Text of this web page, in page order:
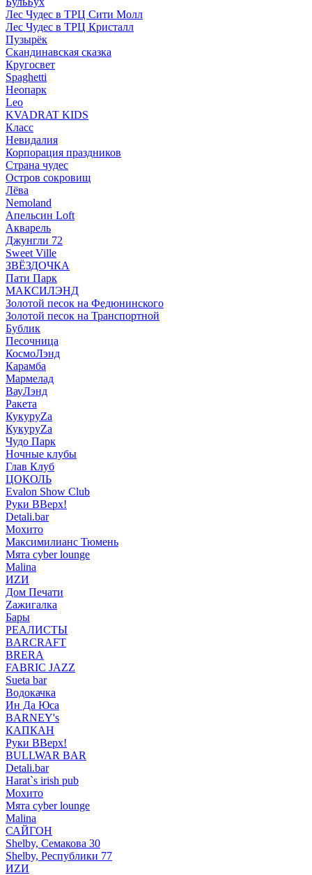
Лес Чудес в ТРЦ Сити Молл
Лес Чудес в ТРЦ Кристалл
Пузырëк
Скандинавская сказка
Кругосвет
Spaghetti
Неопарк
Leo
KVADRAT KIDS
Класс
Невидалия
Корпорация праздников
Страна чудес
Остров сокровищ
Лёва
Nemoland
Апельсин Loft
Акварель
Джунгли 72
Sweet Ville
ЗВЁЗДОЧКА
Пати Парк
МАКСИЛЭНД
Золотой песок на Федюнинского
Золотой песок на Транспортной
Бублик
Песочница
КосмоЛэнд
Карамба
Мармелад
ВауЛэнд
Ракета
КукуруZа
КукуруZа
Чудо Парк
Ночные клубы
Глав Клуб
ЦОКОЛЬ
Evalon Show Club
Руки ВВерх!
Detali.bar
Мохито
Максимилианс Тюмень
Мята cyber lounge
Malina
ИZИ
Дом Печати
Zажигалка
Бары
РЕАЛИСТЫ
BARCRAFT
BRERA
FABRIC JAZZ
Sueta bar
Водокачка
Ин Да Юса
BARNEY's
КАПКАН
Руки ВВерх!
BULLWAR BAR
Detali.bar
Harat`s irish pub
Мохито
Мята cyber lounge
Malina
САЙГОН
Shelby, Семакова 30
Shelby, Республики 77
ИZИ